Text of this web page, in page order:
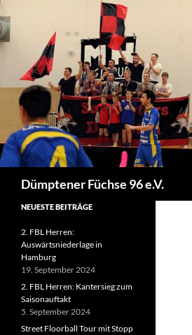
Dümptener Füchse 96 e.V.
NEUESTE BEITRÄGE
2. FBL Herren:
Auswärtsniederlage in
Hamburg
19. September 2024
2. FBL Herren: Kantersieg zum
Saisonauftakt
5. September 2024
Street Floorball Tour mit Stopp